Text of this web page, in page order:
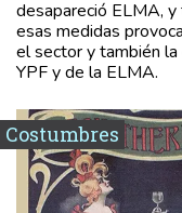
desapareció ELMA,
esas medidas
el sector y también
YPF y de la ELMA.
Costumbres